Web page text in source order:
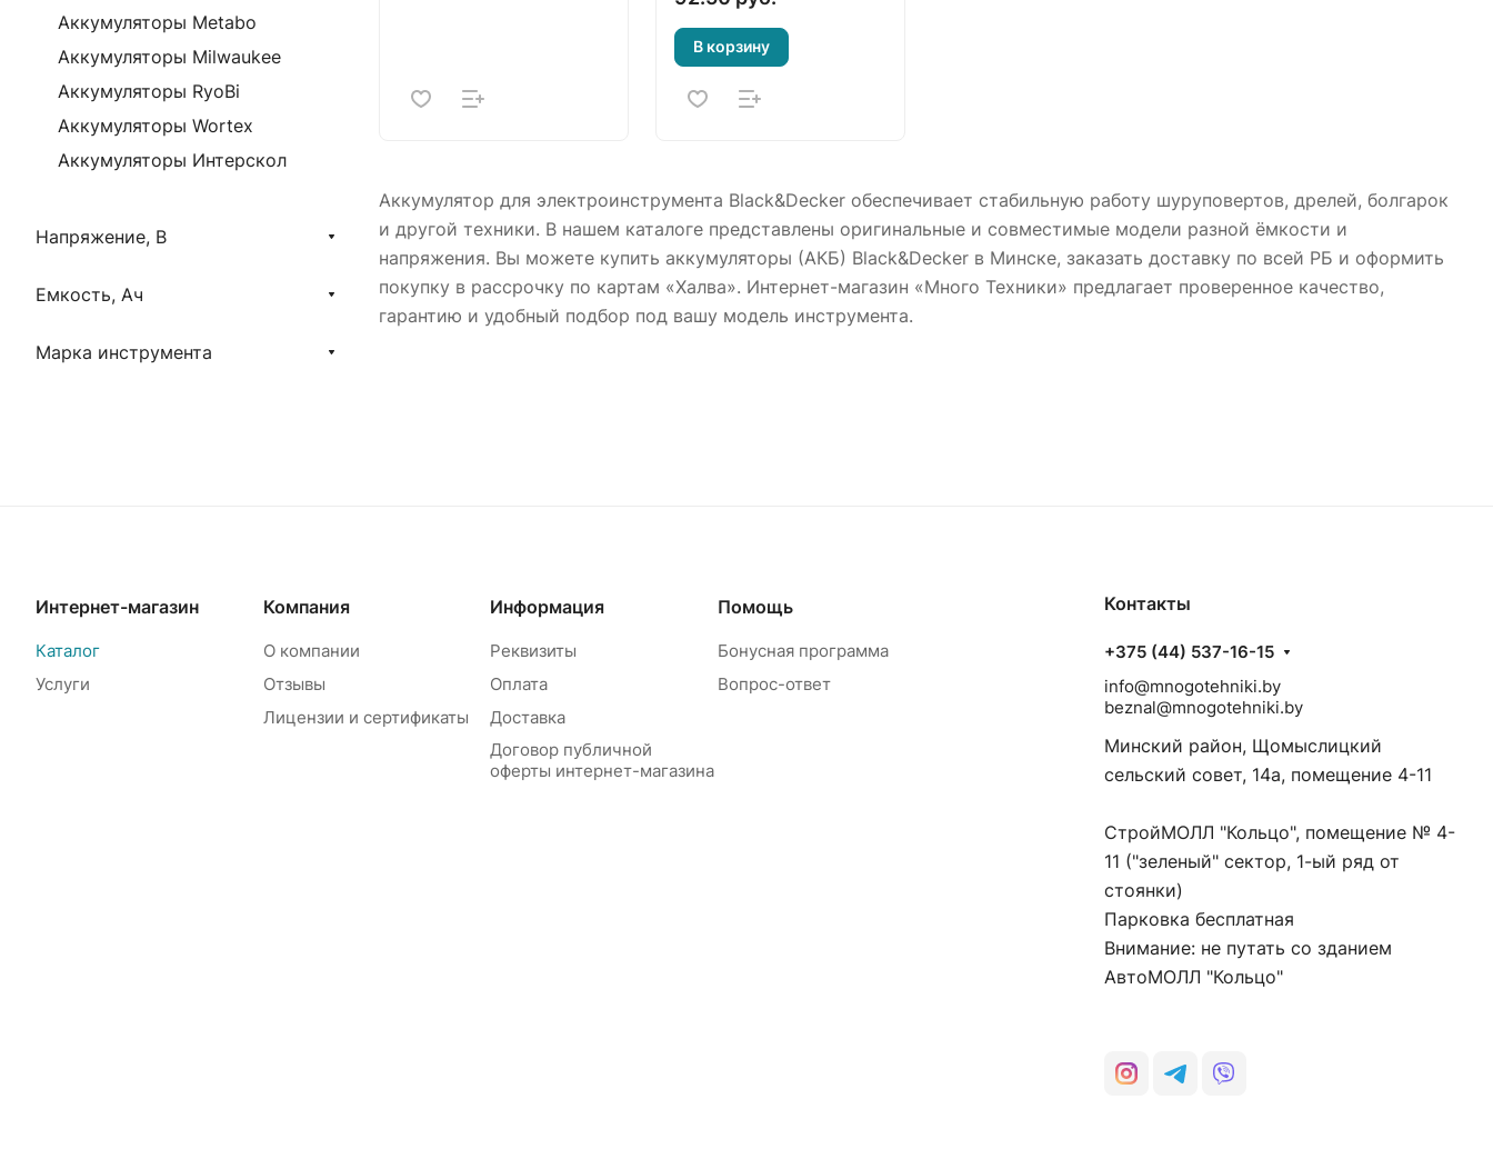
В корзину
Аккумулятор для электроинструмента Black&Decker обеспечивает стабильную работу шуруповертов, дрелей, болгарок
и другой техники. В нашем каталоге представлены оригинальные и совместимые модели разной ёмкости и
напряжения. Вы можете купить аккумуляторы (АКБ) Black&Decker в Минске, заказать доставку по всей РБ и оформить
покупку в рассрочку по картам «Халва». Интернет-магазин «Много Техники» предлагает проверенное качество,
гарантию и удобный подбор под вашу модель инструмента.
Аккумуляторы Metabo
Аккумуляторы Milwaukee
Аккумуляторы RyoBi
Аккумуляторы Wortex
Аккумуляторы Интерскол
Напряжение, В
Емкость, Ач
Марка инструмента
Интернет-магазин
Каталог
Услуги
Компания
О компании
Отзывы
Лицензии и сертификаты
Информация
Реквизиты
Оплата
Доставка
Договор публичной
оферты интернет-магазина
Помощь
Бонусная программа
Вопрос-ответ
Контакты
+375 (44) 537-16-15
info@mnogotehniki.by
beznal@mnogotehniki.by
Минский район, Щомыслицкий
сельский совет, 14а, помещение 4-11
СтройМОЛЛ "Кольцо", помещение № 4-
11 ("зеленый" сектор, 1-ый ряд от
стоянки)
Парковка бесплатная
Внимание: не путать со зданием
АвтоМОЛЛ "Кольцо"